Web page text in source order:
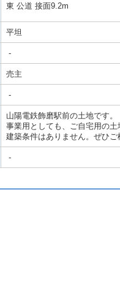
東 公道 接面9.2m
平坦
-
売主
-
山陽電鉄飾磨駅前の土地です。
事業用としても、ご自宅用の
建築条件はありません。ぜひご
-